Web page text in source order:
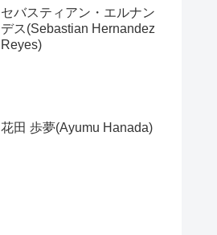
セバスティアン・エルナン
デス(Sebastian Hernandez
Reyes)
花田 歩夢(Ayumu Hanada)